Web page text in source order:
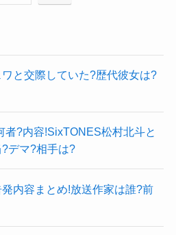
と交際していた?歴代彼女は?
?内容!SixTONES松村北斗と
デマ?相手は?
内容まとめ!放送作家は誰?前